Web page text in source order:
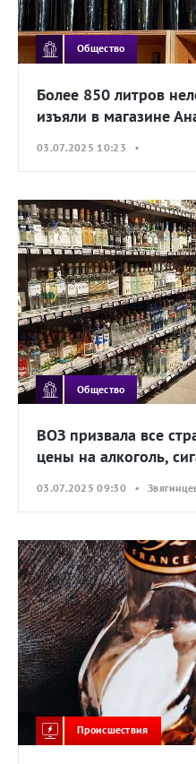
Общество
Более 850 литров
изъяли в магазине
03.07.2025 10:23 •
Общество
ВОЗ призвала все
цены на алкоголь,
03.07.2025 09:30 • Звягинцев
Происшествия